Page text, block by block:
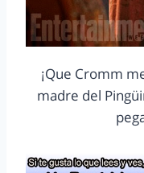
¡Que Cromm
madre del